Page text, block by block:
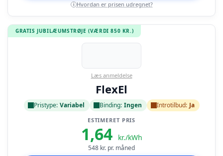
i Hvordan er prisen udregnet?
GRATIS JUBILÆUMSTRØJE (VÆRDI 850 KR.)
Læs anmeldelse
FlexEl
Pristype: Variabel Binding: Ingen Introtilbud: Ja
ESTIMERET PRIS
1,64 kr./kWh
548 kr. pr. måned